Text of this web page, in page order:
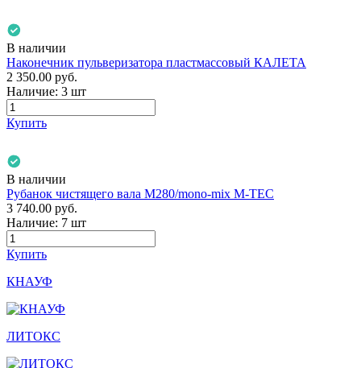
В наличии
Наконечник пульверизатора пластмассовый КАЛЕТА
2 350.00 руб.
Наличие: 3 шт
Купить
В наличии
Рубанок чистящего вала М280/mono-mix M-TEC
3 740.00 руб.
Наличие: 7 шт
Купить
КНАУФ
ЛИТОКС